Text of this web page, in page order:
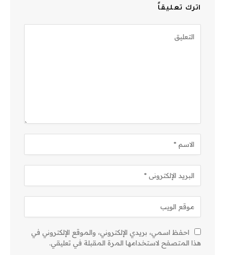
اترك تعليقاً
احفظ اسمي، بريدي الإلكتروني، والموقع الإلكتروني في
هذا المتصفح لاستخدامها المرة المقبلة في تعليقي.